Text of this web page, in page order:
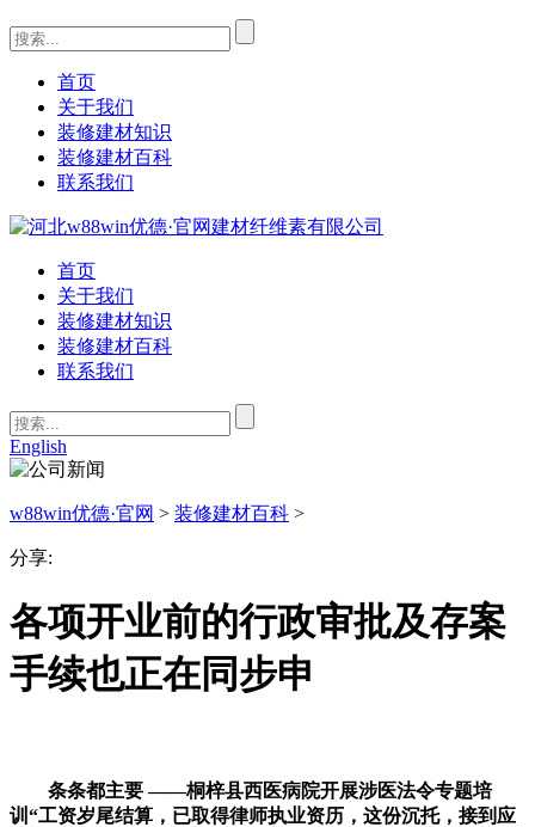
首页
关于我们
装修建材知识
装修建材百科
联系我们
首页
关于我们
装修建材知识
装修建材百科
联系我们
English
w88win优德·官网 > 装修建材百科 >
分享:
各项开业前的行政审批及存案
手续也正在同步申
条条都主要 ——桐梓县西医病院开展涉医法令专题培
训“工资岁尾结算，已取得律师执业资历，这份沉托，接到应